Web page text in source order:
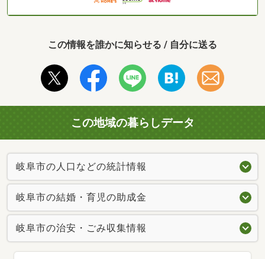
この情報を誰かに知らせる / 自分に送る
この地域の暮らしデータ
岐阜市の人口などの統計情報
岐阜市の結婚・育児の助成金
岐阜市の治安・ごみ収集情報